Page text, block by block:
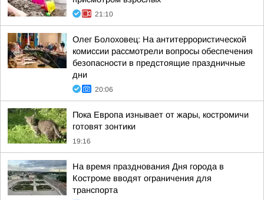
21:10
Олег Болоховец: На антитеррористической
комиссии рассмотрели вопросы обеспечения
безопасности в предстоящие праздничные
дни
20:06
Пока Европа изнывает от жары, костромичи
готовят зонтики
19:16
На время празднования Дня города в
Костроме вводят ограничения для
транспорта